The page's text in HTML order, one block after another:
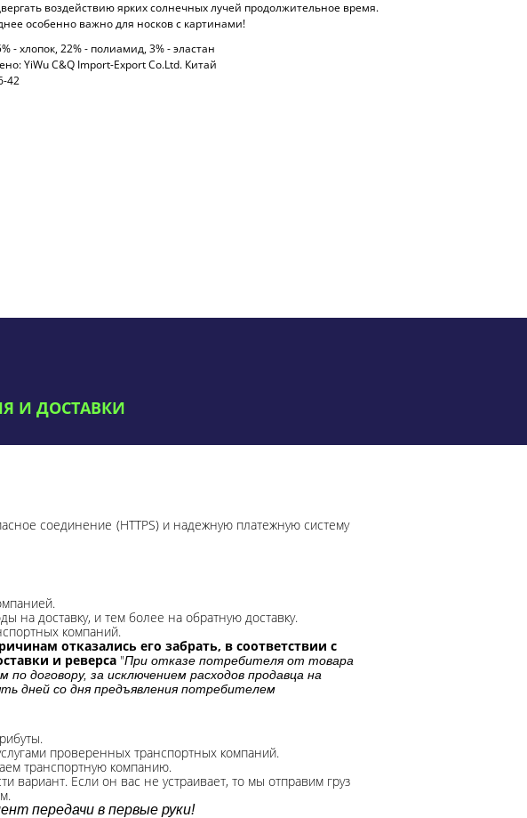
воздействию ярких солнечных лучей продолжительное время.
особенно важно для носков с картинами!
- хлопок, 22% - полиамид, 3% - эластан
YiWu C&Q Import-Export Co.Ltd. Китай
42
И ДОСТАВКИ
соединение (HTTPS) и надежную платежную систему
доставку, и тем более на обратную доставку.
компаний.
отказались его забрать, в соответствии с
и реверса "При отказе потребителя от товара
договору, за исключением расходов продавца на
дней со дня предъявления потребителем
проверенных транспортных компаний.
транспортную компанию.
вариант. Если он вас не устраивает, то мы отправим груз
передачи в первые руки!